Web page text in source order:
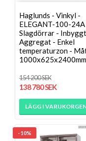
Haglunds - Vinkyl -
ELEGANT-100-24A
Slagdörrar - Inbyggt
Aggregat - Enkel
temperaturzon -
1000x625x2400mm
154 200 SEK
138 780 SEK
LÄGG I
- 10%